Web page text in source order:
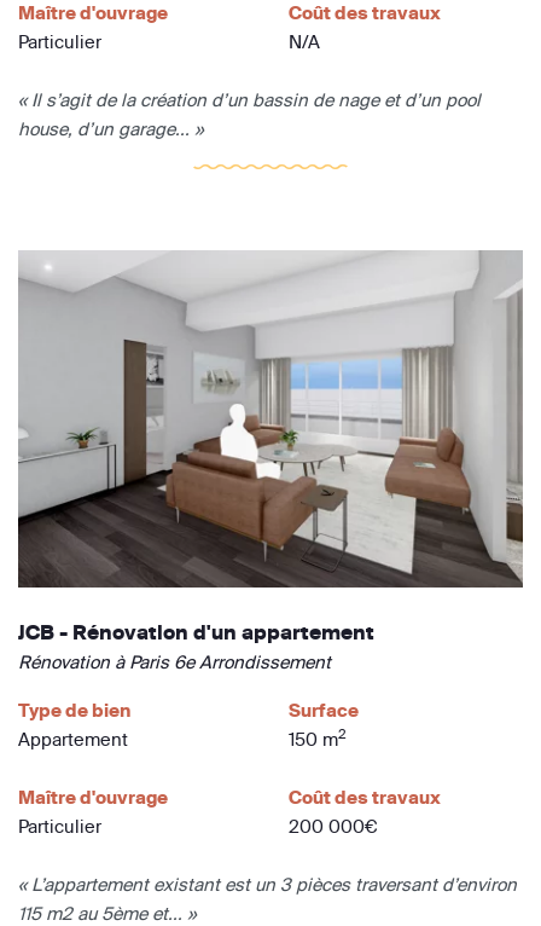
Maître d'ouvrage
Particulier
Coût des travaux
N/A
« Il s’agit de la création d’un bassin de nage et d’un pool
house, d’un garage... »
JCB - Rénovation d'un appartement
Rénovation à Paris 6e Arrondissement
Type de bien
Appartement
Surface
150 m2
Maître d'ouvrage
Particulier
Coût des travaux
200 000€
« L’appartement existant est un 3 pièces traversant d’environ
115 m2 au 5ème et... »